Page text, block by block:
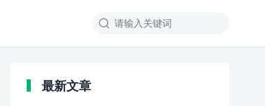

最新文章